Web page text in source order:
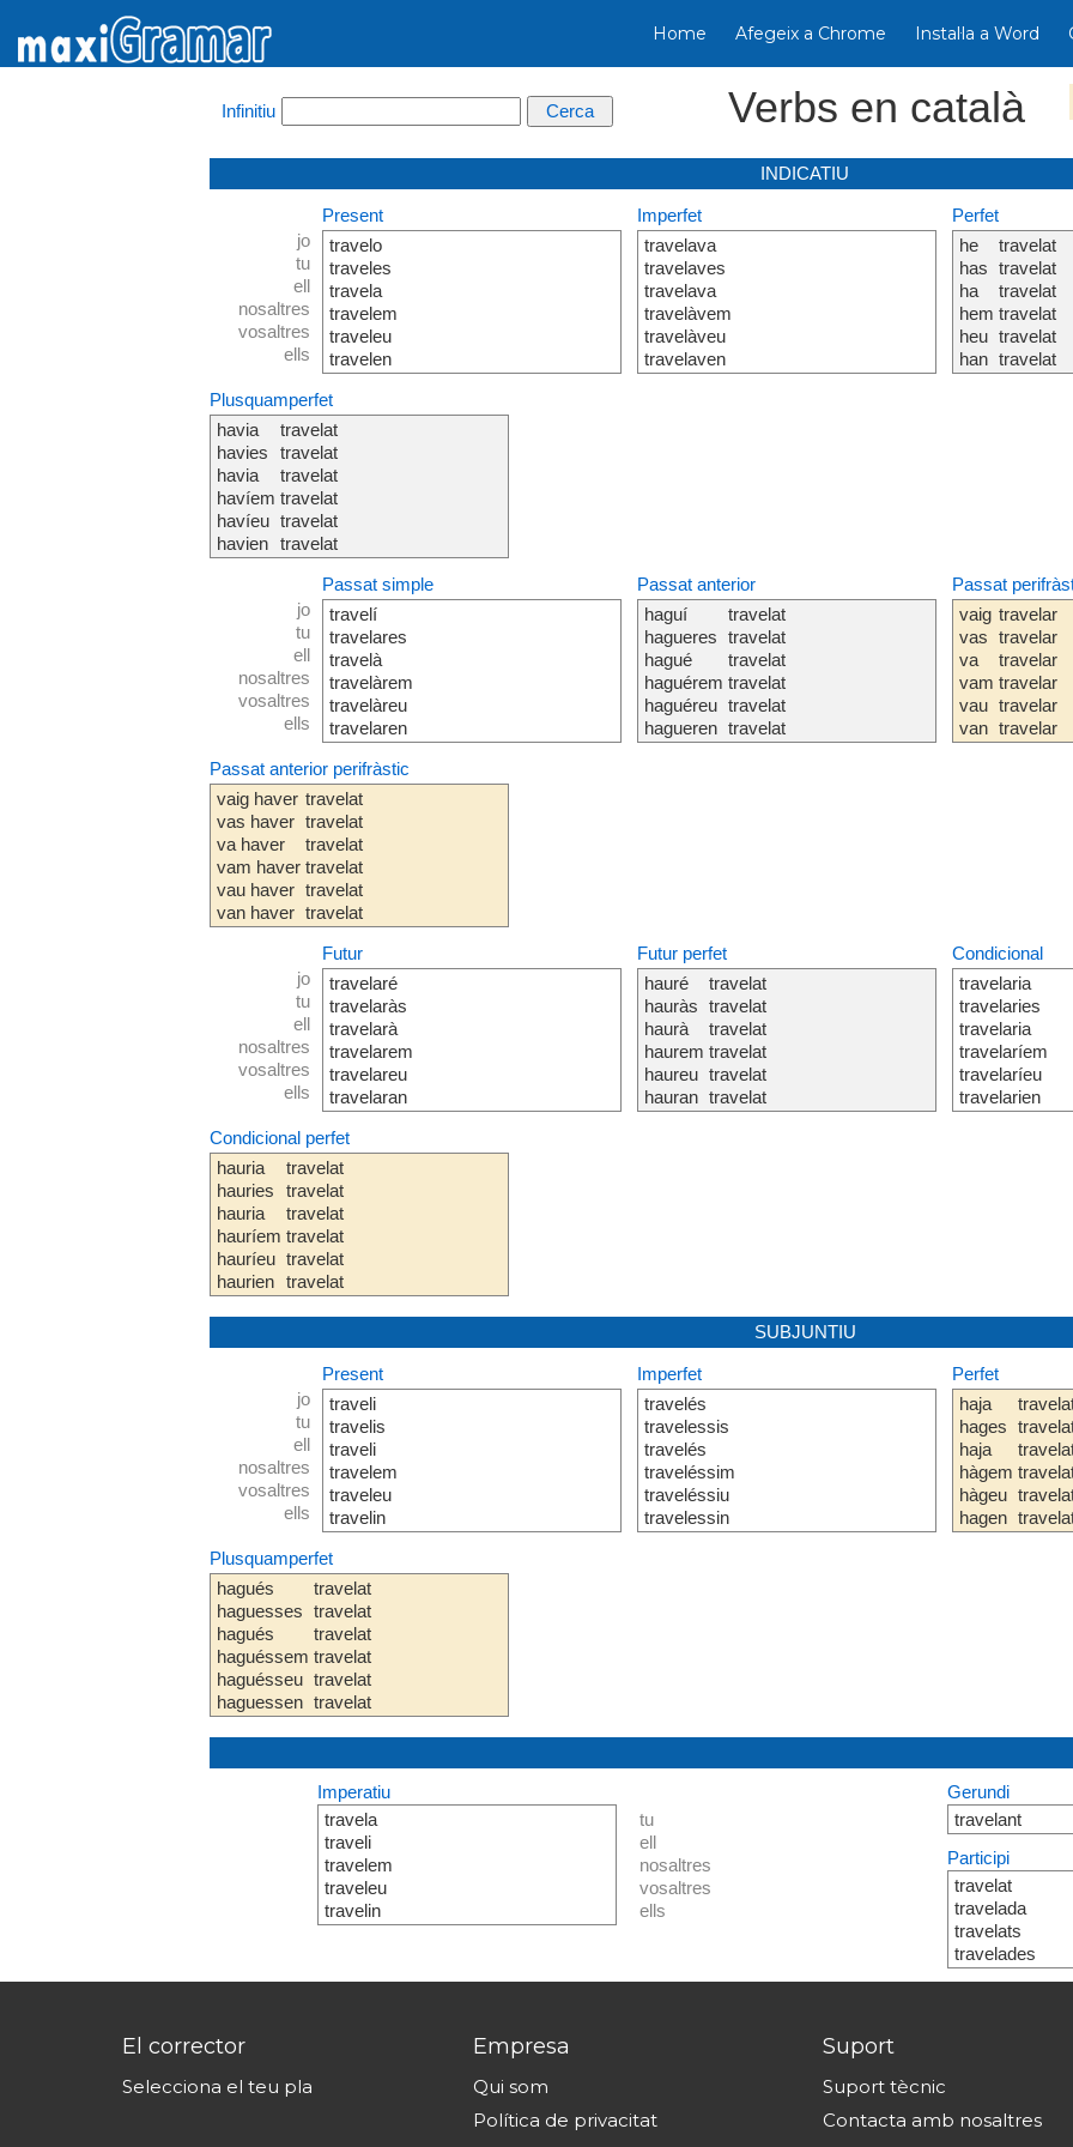
Home Afegeix a Chrome Instal·la a Word
Infinitiu Verbs en català
INDICATIU
jo
tu
ell
nosaltres
vosaltres
ells
Present
travelo
traveles
travela
travelem
traveleu
travelen
Imperfet
travelava
travelaves
travelava
travelàvem
travelàveu
travelaven
Perfet
he
has
ha
hem
heu
han
travelat
travelat
travelat
travelat
travelat
travelat
Plusquamperfet
havia
havies
havia
havíem
havíeu
havien
travelat
travelat
travelat
travelat
travelat
travelat
jo
tu
ell
nosaltres
vosaltres
ells
Passat simple
travelí
travelares
travelà
travelàrem
travelàreu
travelaren
Passat anterior
haguí
hagueres
hagué
haguérem
haguéreu
hagueren
travelat
travelat
travelat
travelat
travelat
travelat
Passat
vaig
vas
va
vam
vau
van
travelar
travelar
travelar
travelar
travelar
travelar
Passat anterior perifràstic
vaig haver
vas haver
va haver
vam haver
vau haver
van haver
travelat
travelat
travelat
travelat
travelat
travelat
jo
tu
ell
nosaltres
vosaltres
ells
Futur
travelaré
travelaràs
travelarà
travelarem
travelareu
travelaran
Futur perfet
hauré
hauràs
haurà
haurem
haureu
hauran
travelat
travelat
travelat
travelat
travelat
travelat
Condicional
travelaria
travelaries
travelaria
travelaríem
travelaríeu
travelarien
Condicional perfet
hauria
hauries
hauria
hauríem
hauríeu
haurien
travelat
travelat
travelat
travelat
travelat
travelat
SUBJUNTIU
jo
tu
ell
nosaltres
vosaltres
ells
Present
traveli
travelis
traveli
travelem
traveleu
travelin
Imperfet
travelés
travelessis
travelés
traveléssim
traveléssiu
travelessin
Perfet
haja
hages
haja
hàgem
hàgeu
hagen
Plusquamperfet
hagués
haguesses
hagués
haguéssem
haguésseu
haguessen
travelat
travelat
travelat
travelat
travelat
travelat
Imperatiu
travela
traveli
travelem
traveleu
travelin
tu
ell
nosaltres
vosaltres
ells
Gerundi
travelant
Participi
travelat
travelada
travelats
travelades
El corrector
Selecciona el teu pla
Empresa
Qui som
Política de privacitat
Suport
Suport tècnic
Contacta amb nosaltres